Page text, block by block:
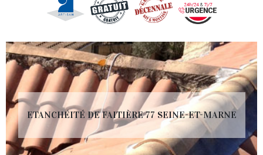
ETANCHÉITÉ DE FAITIÈRE 77 SEINE-ET-MARNE